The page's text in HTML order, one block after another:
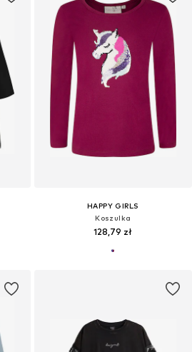
HAPPY GIRLS
Koszulka
128,79 zł